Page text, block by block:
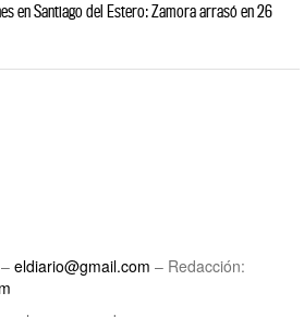
en Santiago del Estero: Zamora arrasó en 26
eldiario@gmail.com – Redacción: